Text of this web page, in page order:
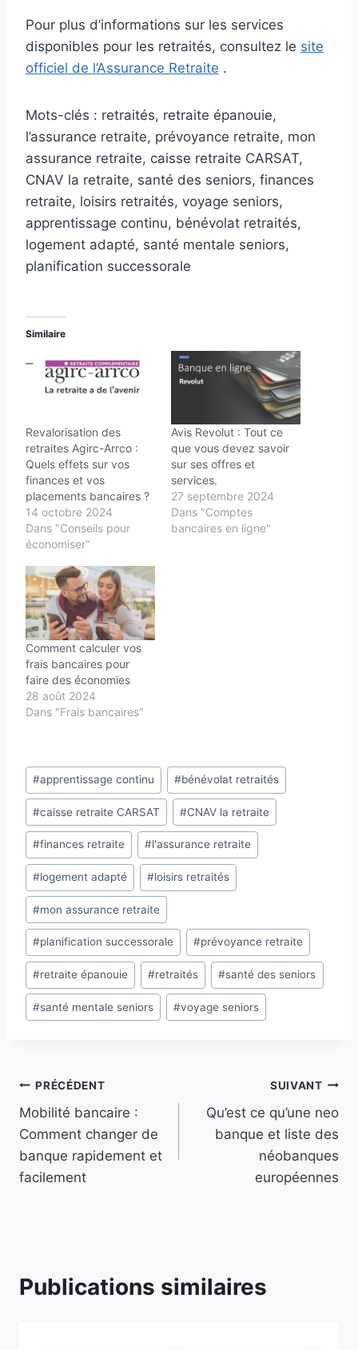
Pour plus d’informations sur les services
disponibles pour les retraités, consultez le site
officiel de l’Assurance Retraite .
Mots-clés : retraités, retraite épanouie,
l’assurance retraite, prévoyance retraite, mon
assurance retraite, caisse retraite CARSAT,
CNAV la retraite, santé des seniors, finances
retraite, loisirs retraités, voyage seniors,
apprentissage continu, bénévolat retraités,
logement adapté, santé mentale seniors,
planification successorale
Similaire
Revalorisation des
retraites Agirc-Arrco :
Quels effets sur vos
finances et vos
placements bancaires ?
14 octobre 2024
Dans "Conseils pour
économiser"
Avis Revolut : Tout ce
que vous devez savoir
sur ses offres et
services.
27 septembre 2024
Dans "Comptes
bancaires en ligne"
Comment calculer vos
frais bancaires pour
faire des économies
28 août 2024
Dans "Frais bancaires"
Étiquettes
de
la
publication :
#apprentissage continu #bénévolat retraités
#caisse retraite CARSAT #CNAV la retraite
#finances retraite #l'assurance retraite
#logement adapté #loisirs retraités
#mon assurance retraite
#planification successorale #prévoyance retraite
#retraite épanouie #retraités #santé des seniors
#santé mentale seniors #voyage seniors
Navigation
de
l’article
PRÉCÉDENT
Mobilité bancaire :
Comment changer de
banque rapidement et
facilement
SUIVANT
Qu’est ce qu’une neo
banque et liste des
néobanques
européennes
Publications similaires